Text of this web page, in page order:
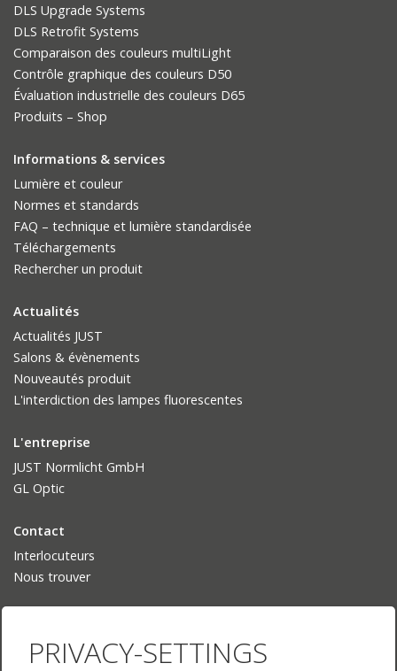
DLS Upgrade Systems
DLS Retrofit Systems
Comparaison des couleurs multiLight
Contrôle graphique des couleurs D50
Évaluation industrielle des couleurs D65
Produits – Shop
Informations & services
Lumière et couleur
Normes et standards
FAQ – technique et lumière standardisée
Téléchargements
Rechercher un produit
Actualités
Actualités JUST
Salons & évènements
Nouveautés produit
L'interdiction des lampes fluorescentes
L'entreprise
JUST Normlicht GmbH
GL Optic
Contact
Interlocuteurs
Nous trouver
Deutsch
English
PRIVACY-SETTINGS